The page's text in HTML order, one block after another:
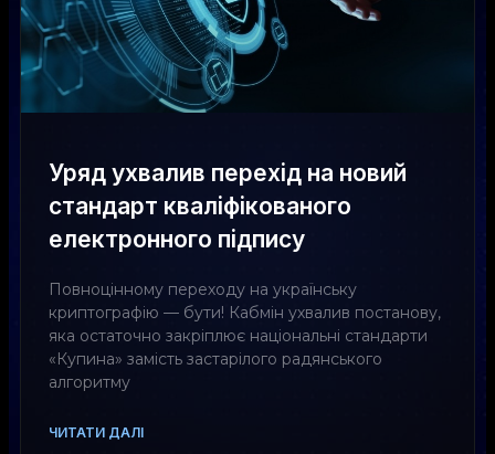
Уряд ухвалив перехід на новий
стандарт кваліфікованого
електронного підпису
Повноцінному переходу на українську
криптографію — бути! Кабмін ухвалив постанову,
яка остаточно закріплює національні стандарти
«Купина» замість застарілого радянського
алгоритму
ЧИТАТИ ДАЛІ